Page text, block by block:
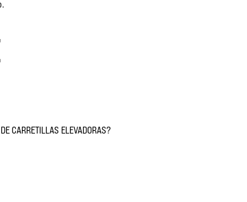
CARRETILLAS ELEVADORAS?